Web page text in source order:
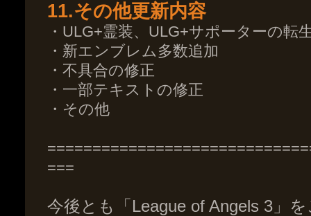
11.その他更新内容
・ULG+霊装、ULG+サポーターの転
・新エンブレム多数追加
・不具合の修正
・一部テキストの修正
・その他
===
今後とも「League of Angels 3」